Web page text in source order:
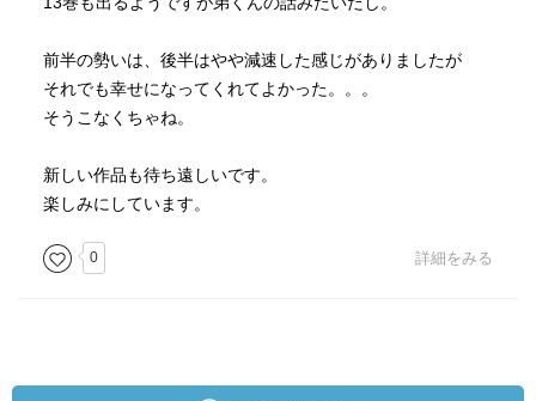
前半の勢いは、後半はやや減速した感じがありましたが
それでも幸せになってくれてよかった。。。
そうこなくちゃね。
新しい作品も待ち遠しいです。
楽しみにしています。
0 詳細をみる